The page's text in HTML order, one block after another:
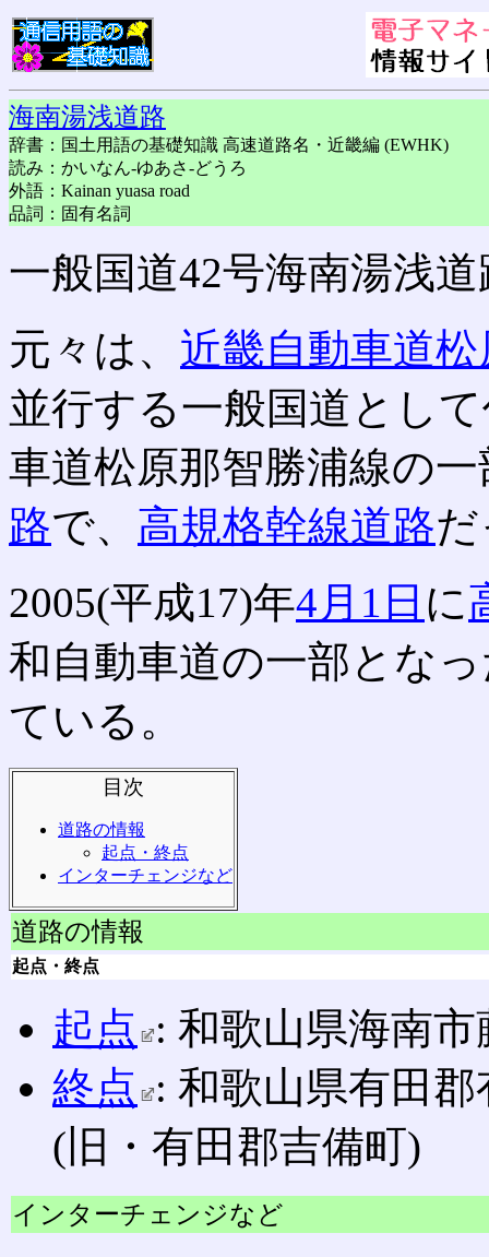
海南湯浅道路
辞書：国土用語の基礎知識 高速道路名・近畿編 (EWHK)
読み：かいなん-ゆあさ-どうろ
外語：Kainan yuasa road
品詞：固有名詞
一般国道42号海南湯浅
元々は、 近畿自動車道
並行する一般国道とし
車道松原那智勝浦線の
路で、 高規格幹線道路
2005(平成17)年4月1日 に
和自動車道の一部とな
ている。
目次
道路の情報
起点・終点
インターチェンジなど
道路の情報
起点・終点
起点 : 和歌山県海南
終点 : 和歌山県有田
(旧・有田郡吉備町)
インターチェンジなど